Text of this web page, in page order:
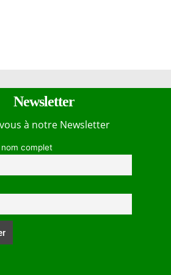
Newsletter
à notre Newsletter
complet